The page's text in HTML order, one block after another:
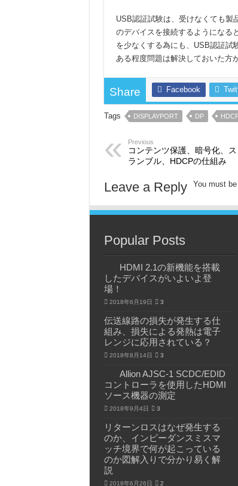
USB認証試験は、受けなくても製
のデバイスを接続するようになる
を少なくする為にも、USB認証試
ある程度問題は解決しておいた方
Share Facebook
Tags DISPLAYPORT DP
Previous
コンテンツ保護、暗号化、ス
ランブル、HDCPの仕組み
Leave a Reply You must be
Popular Posts
HDMI 2.1の新機能を搭載
したデバイスがいよいよ登
場！
2018年6月19日 3
伝送線路の損失が発生する仕
組み、損失による発熱は電子
レンジに応用されている？
2018年8月14日 3
Allion AJSC-1 SCDC/EDID
コントローラを使用したHDMI
ソース機器の測定
2018年9月4日 3
リターンロスはなぜ発生する
のか、インピーダンスミスマ
ッチ境界で何が起こっている
のか図解入りで分かり易く解
説
2018年6月26日 2